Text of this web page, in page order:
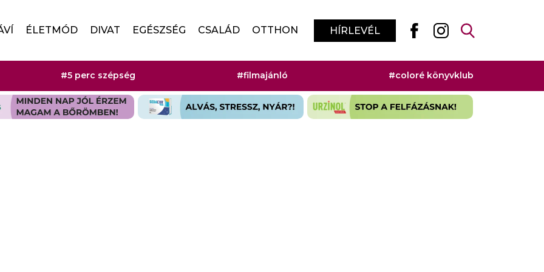
ÉLETMÓD DIVAT EGÉSZSÉG CSALÁD OTTHON HÍRLEVÉL
#5 perc szépség #filmajánló #coloré könyvklub